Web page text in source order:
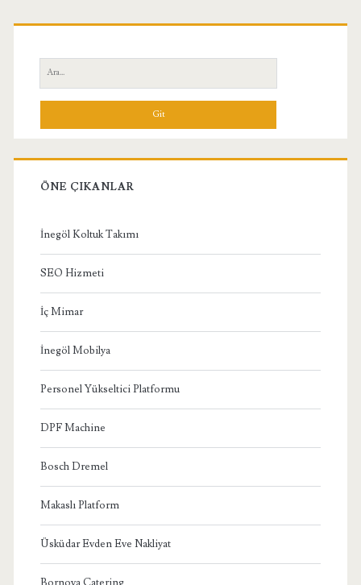
Birincil
Yan
Menü
Ara:
ÖNE ÇIKANLAR
İnegöl Koltuk Takımı
SEO Hizmeti
İç Mimar
İnegöl Mobilya
Personel Yükseltici Platformu
DPF Machine
Bosch Dremel
Makaslı Platform
Üsküdar Evden Eve Nakliyat